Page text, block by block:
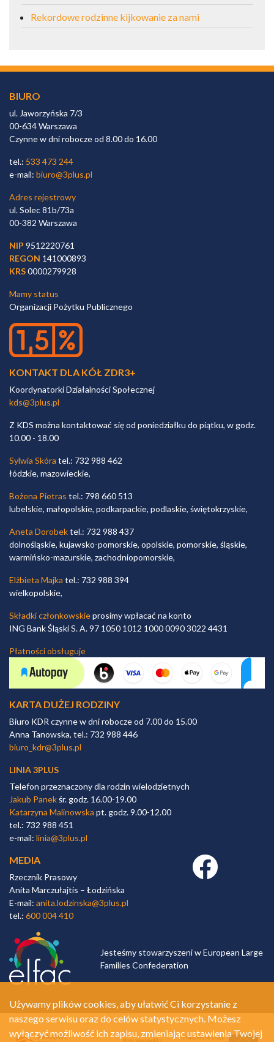
Rekordowe rodzinne kijkowanie za nami
BIURO
ul. Jaworzyńska 7/3
00-634 Warszawa
Czynne w dni robocze od 8.00 do 16.00
tel.: 533 473 244
e-mail: biuro@3plus.pl
Adres rejestrowy
ul. Solec 81b/73a
00-382 Warszawa
NIP 9512220761
REGON 141000893
KRS0000279928
Mamy status
Organizacji Pożytku Publicznego
KONTAKT DLA KÓŁ ZDR3+
Koordynatorki Działalności Społecznej
kds@3plus.pl
Z KDS można kontaktować się od poniedziałku do piątku, w godz.
10.00 - 18.00
Sylwia Skóra tel.: 732 988 462
łódzkie, mazowieckie,
Bożena Pietras tel.: 798 660 513
lubelskie, małopolskie, podkarpackie, podlaskie, świętokrzyskie,
Aneta Dorobektel.: 732 988 437
dolnośląskie, kujawsko-pomorskie, opolskie, pomorskie, śląskie,
warmińsko-mazurskie, zachodniopomorskie,
Elżbieta Majka tel.: 732 988 394
wielkopolskie,
Składki członkowskieprosimy wpłacać na konto
ING Bank Śląski S. A. 97 1050 1012 1000 0090 3022 4431
Płatności obsługuje
KARTA DUŻEJ RODZINY
Biuro KDR czynne w dni robocze od 7.00 do 15.00
Anna Tanowska, tel.: 732 988 446
biuro_kdr@3plus.pl
LINIA 3PLUS
Telefon przeznaczony dla rodzin wielodzietnych
Jakub Panekśr. godz. 16.00-19.00
Katarzyna Malinowska pt. godz. 9.00-12.00
tel.: 732 988 451
e-mail: linia@3plus.pl
MEDIA
Rzecznik Prasowy
Anita Marczułajtis – Łodzińska
E-mail: anita.lodzinska@3plus.pl
tel.: 600 004 410
Facebook link
Jesteśmy stowarzyszeni w European Large
Families Confederation
Używamy plików cookies, aby ułatwić Ci korzystanie z
naszego serwisu oraz do celów statystycznych. Możesz
wyłączyć możliwość ich zapisu, zmieniając ustawienia Twojej